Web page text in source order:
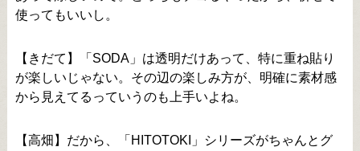
使ってもいいし。
【きだて】「SODA」は透明だけあって、特に重ね貼り
が楽しいじゃない。その辺の楽しみ方が、明確に素材感
から見えてるっていうのも上手いよね。
【高畑】だから、「HITOTOKI」シリーズがちゃんとグ